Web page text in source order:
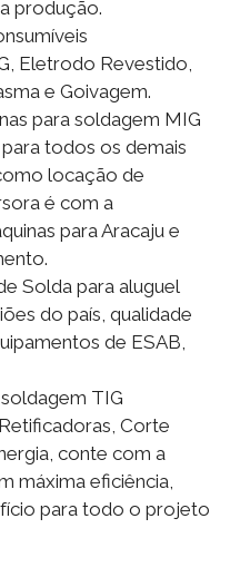
produção.
Eletrodo Revestido,
e Goivagem.
para soldagem MIG
todos os demais
locação de
é com a
para Aracaju e
Solda para aluguel
do país, qualidade
de ESAB,
TIG
Corte
conte com a
máxima eficiência,
para todo o projeto